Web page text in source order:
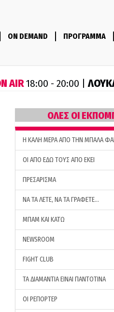
ON DEMAND ΠΡΟΓΡΑΜΜΑ
AIR18:00 - 20:00 |
ΟΛΕΣ ΟΙ
H ΚΑΛΗ ΜΕΡΑ ΑΠΟ ΤΗΝ ΜΠΑΛΑ
ΟΙ ΑΠΟ ΕΔΩ ΤΟΥΣ ΑΠΟ ΕΚΕΙ
ΠΡΕΣΑΡΙΣΜΑ
ΝΑ ΤΑ ΛΕΤΕ, ΝΑ ΤΑ ΓΡΑΦΕΤΕ…
ΜΠΑΜ ΚΑΙ ΚΑΤΩ
NEWSROOM
FIGHT CLUB
ΤΑ ΔΙΑΜΑΝΤΙΑ ΕΙΝΑΙ ΠΑΝΤΟΤΙΝΑ
ΟΙ ΡΕΠΟΡΤΕΡ